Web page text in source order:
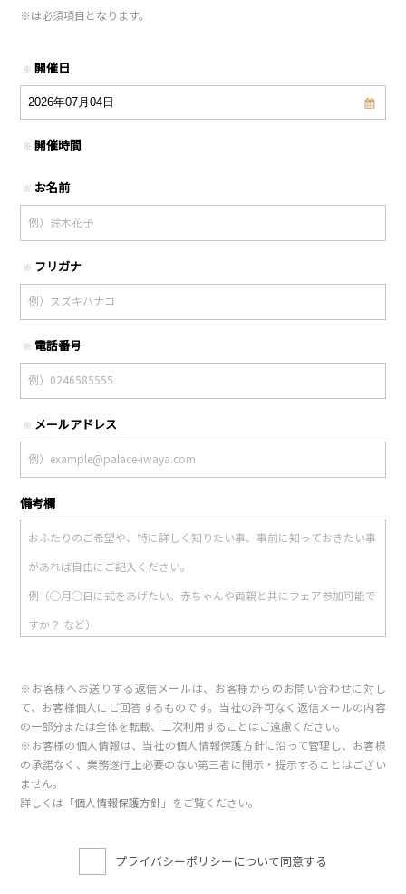
※は必須項目となります。
※ 開催日
※ 開催時間
※ お名前
※ フリガナ
※ 電話番号
※ メールアドレス
備考欄
※お客様へお送りする返信メールは、お客様からのお問い合わせに対し
て、お客様個人にご回答するものです。当社の許可なく返信メールの内容
の一部分または全体を転載、二次利用することはご遠慮ください。
※お客様の個人情報は、当社の個人情報保護方針に沿って管理し、お客様
の承諾なく、業務遂行上必要のない第三者に開示・提示することはござい
ません。
詳しくは「個人情報保護方針」をご覧ください。
プライバシーポリシーについて同意する